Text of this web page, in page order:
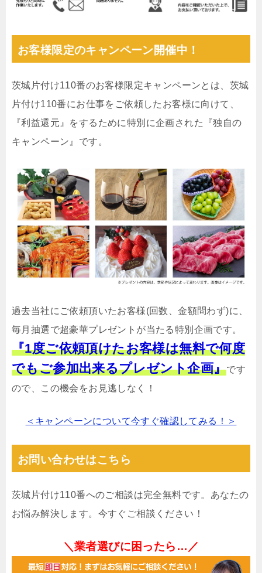
お客様限定のキャンペーン開催中！
茨城片付け110番のお客様限定キャンペーンとは、茨城
片付け110番にお仕事をご依頼したお客様に向けて、
『利益還元』をするために特別に企画された『独自の
キャンペーン』です。
過去当社にご依頼頂いたお客様(回数、金額問わず)に、
毎月抽選で超豪華プレゼントが当たる特別企画です。
『1度ご依頼頂けたお客様は無料で何度
でもご参加出来るプレゼント企画』です
ので、この機会をお見逃しなく！
＜キャンペーンについて今すぐ確認してみる！＞
お問い合わせはこちら
茨城片付け110番へのご相談は完全無料です。あなたの
お悩み解決します。今すぐご相談ください！
＼業者選びに困ったら…／